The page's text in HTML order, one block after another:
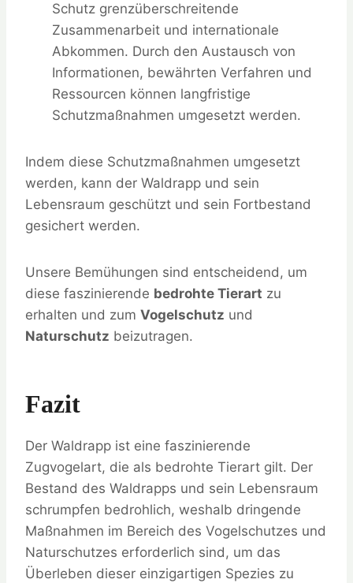
Schutz grenzüberschreitende
Zusammenarbeit und internationale
Abkommen. Durch den Austausch von
Informationen, bewährten Verfahren und
Ressourcen können langfristige
Schutzmaßnahmen umgesetzt werden.
Indem diese Schutzmaßnahmen umgesetzt
werden, kann der Waldrapp und sein
Lebensraum geschützt und sein Fortbestand
gesichert werden.
Unsere Bemühungen sind entscheidend, um
diese faszinierende bedrohte Tierart zu
erhalten und zum Vogelschutz und
Naturschutz beizutragen.
Fazit
Der Waldrapp ist eine faszinierende
Zugvogelart, die als bedrohte Tierart gilt. Der
Bestand des Waldrapps und sein Lebensraum
schrumpfen bedrohlich, weshalb dringende
Maßnahmen im Bereich des Vogelschutzes und
Naturschutzes erforderlich sind, um das
Überleben dieser einzigartigen Spezies zu